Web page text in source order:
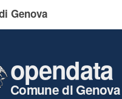
Genova
opendata
Comune di Genova